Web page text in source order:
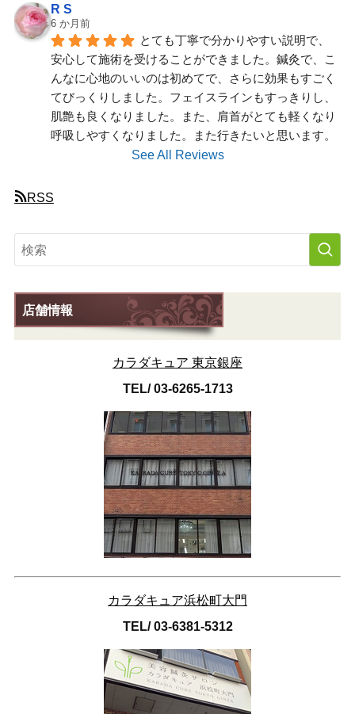
R S
6 か月前
とても丁寧で分かりやすい説明で、
安心して施術を受けることができました。鍼灸で、こ
んなに心地のいいのは初めてで、さらに効果もすごく
てびっくりしました。フェイスラインもすっきりし、
肌艶も良くなりました。また、肩首がとても軽くなり
呼吸しやすくなりました。また行きたいと思います。
See All Reviews
RSS
店舗情報
カラダキュア 東京銀座
TEL/ 03-6265-1713
カラダキュア浜松町大門
TEL/ 03-6381-5312